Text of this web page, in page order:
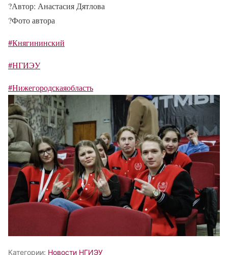
?️Автор: Анастасия Дятлова
?Фото автора
#Княгининский
#НГИЭУ
#Нижегородскаяобласть
Категории: Новости НГИЭУ